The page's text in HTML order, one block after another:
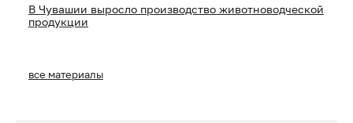
В Чувашии выросло производство животноводческой
продукции
все материалы